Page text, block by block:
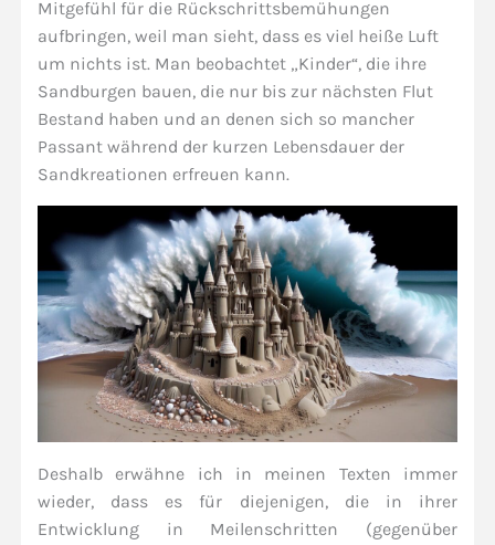
Mitgefühl für die Rückschrittsbemühungen
aufbringen, weil man sieht, dass es viel heiße Luft
um nichts ist. Man beobachtet „Kinder“, die ihre
Sandburgen bauen, die nur bis zur nächsten Flut
Bestand haben und an denen sich so mancher
Passant während der kurzen Lebensdauer der
Sandkreationen erfreuen kann.
Deshalb erwähne ich in meinen Texten immer
wieder, dass es für diejenigen, die in ihrer
Entwicklung in Meilenschritten (gegenüber